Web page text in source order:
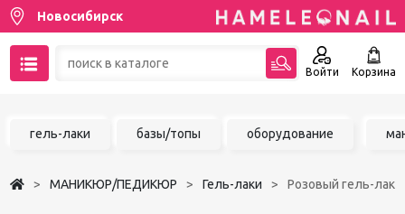
Новосибирск
Войти Корзина
гель-лаки базы/топы оборудование
МАНИКЮР/ПЕДИКЮР Гель-лаки Розовый гель-лак